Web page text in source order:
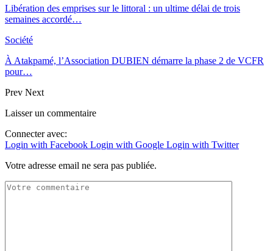
Libération des emprises sur le littoral : un ultime délai de trois
semaines accordé…
Société
À Atakpamé, l’Association DUBIEN démarre la phase 2 de VCFR
pour…
Prev Next
Laisser un commentaire
Connecter avec:
Login with Facebook Login with Google Login with Twitter
Votre adresse email ne sera pas publiée.